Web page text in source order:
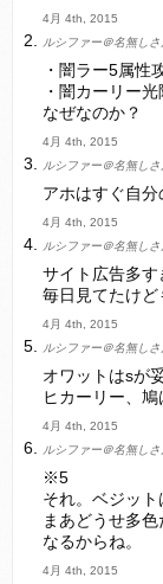
4月 4th, 2015
ルシファー＠名無しさ
・闇ラー5属性
・闇カーリー
なぜなのか？
4月 4th, 2015
ルシファー＠名無しさ
アホはすぐ自分
4月 4th, 2015
ルシファー＠名無しさ
サイト広告多す
毎日見てたけど
4月 4th, 2015
ルシファー＠名無しさ
オワットはsが
ヒカーリー、鳩
4月 4th, 2015
ルシファー＠名無しさ
※5
それ。ベジット
まあどうせ多
なるからね。
4月 4th, 2015